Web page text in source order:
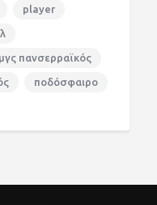
player
μγς πανσερραϊκός
ποδόσφαιρο